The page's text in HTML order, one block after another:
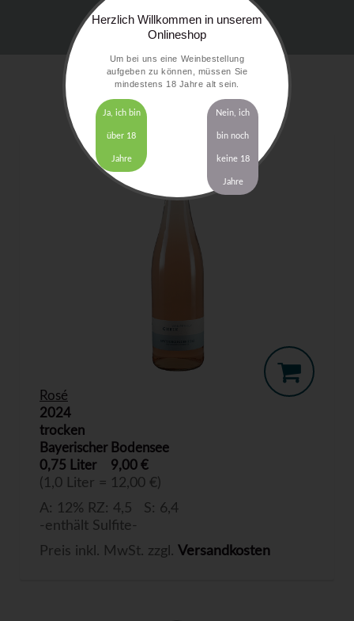
Rosé
2024
trocken
Bayerischer Bodensee
0,75 Liter
9,00 €
(1,0 Liter = 12,00 €)
A: 12% RZ: 4,5 S: 6,4
-enthält Sulfite-
Preis inkl. MwSt. zzgl. Versandkosten
Herzlich Willkommen in unserem
Onlineshop
Um bei uns eine Weinbestellung
aufgeben zu können, müssen Sie
mindestens 18 Jahre alt sein.
Ja, ich bin
über 18
Jahre
Nein, ich
bin noch
keine 18
Jahre